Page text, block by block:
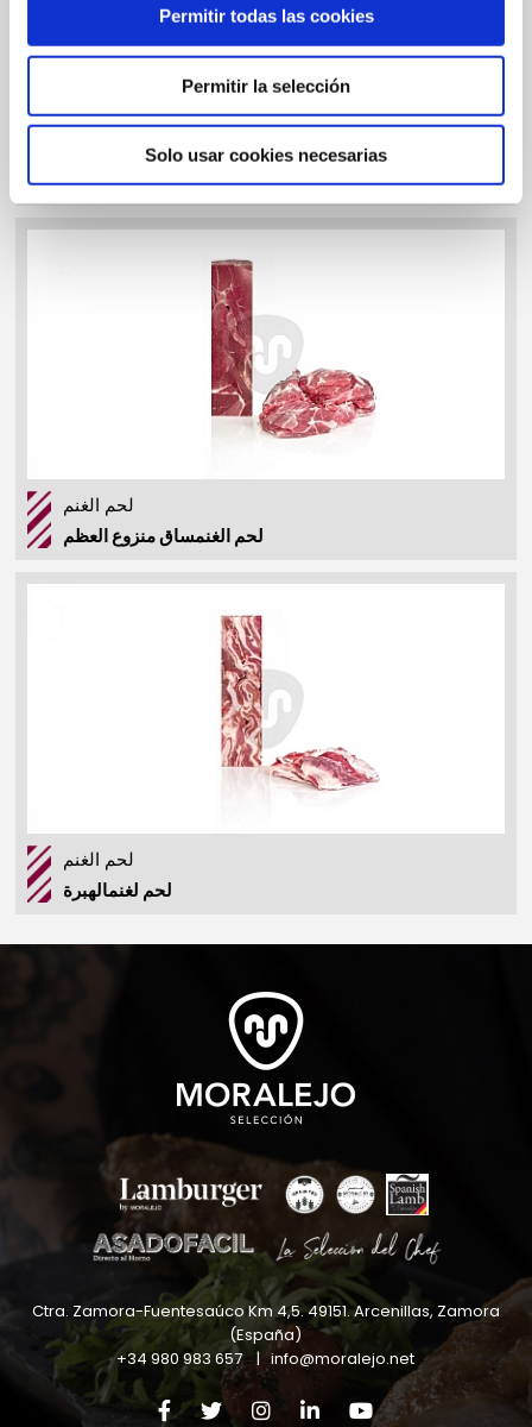
Permitir todas las cookies
Permitir la selección
Solo usar cookies necesarias
لحم الغنملحم الكتف منزوع العظم
لحم الغنم
لحم الغنمساق منزوع العظم
لحم الغنم
لحم لغنمالهبرة
Ctra. Zamora-Fuentesaúco Km 4,5.49151.Arcenillas, Zamora
(España)
+34 980 983 657 |info@moralejo.net